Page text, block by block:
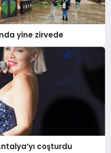
yine zirvede
coşturdu